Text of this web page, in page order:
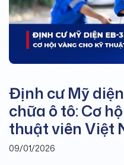
Định cư Mỹ
chữa ô tô: Cơ
thuật viên Việt
09/01/2026